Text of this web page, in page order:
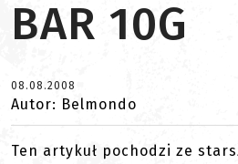
BAR 10G
08.08.2008
Autor: Belmondo
Ten artykuł pochodzi ze